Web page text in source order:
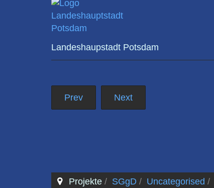
Landeshaupstadt Potsdam
Prev Next
Projekte SGgD Uncategorised